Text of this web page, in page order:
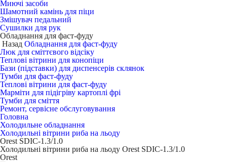
Миючі засоби
Шамотний камінь для піци
Змішувач педальний
Сушилки для рук
Обладнання для фаст-фуду
Назад Обладнання для фаст-фуду
Люк для сміттєвого відсіку
Теплові вітрини для конопіци
Бази (підставки) для диспенсерів склянок
Тумби для фаст-фуду
Теплові вітрини для фаст-фуду
Марміти для підігріву картоплі фрі
Тумби для сміття
Ремонт, сервісне обслуговування
Головна
Холодильне обладнання
Холодильні вітрини риба на льоду
Orest SDIC-1.3/1.0
Холодильні вітрини риба на льоду Orest SDIC-1.3/1.0
Orest